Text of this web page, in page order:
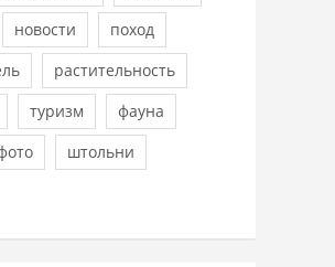
новости
поход
растительность
туризм
фауна
штольни